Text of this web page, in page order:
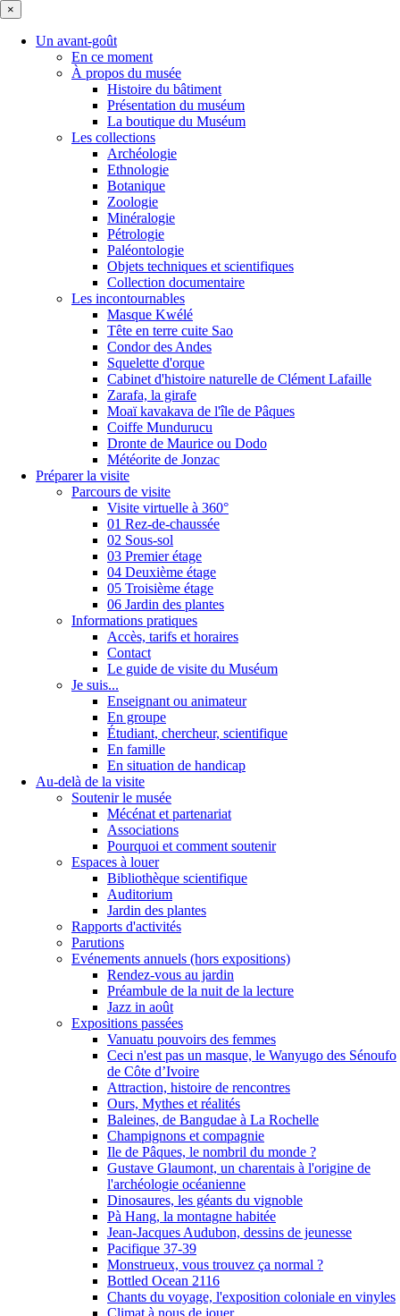
×
Un avant-goût
En ce moment
À propos du musée
Histoire du bâtiment
Présentation du muséum
La boutique du Muséum
Les collections
Archéologie
Ethnologie
Botanique
Zoologie
Minéralogie
Pétrologie
Paléontologie
Objets techniques et scientifiques
Collection documentaire
Les incontournables
Masque Kwélé
Tête en terre cuite Sao
Condor des Andes
Squelette d'orque
Cabinet d'histoire naturelle de Clément Lafaille
Zarafa, la girafe
Moaï kavakava de l'île de Pâques
Coiffe Mundurucu
Dronte de Maurice ou Dodo
Météorite de Jonzac
Préparer la visite
Parcours de visite
Visite virtuelle à 360°
01 Rez-de-chaussée
02 Sous-sol
03 Premier étage
04 Deuxième étage
05 Troisième étage
06 Jardin des plantes
Informations pratiques
Accès, tarifs et horaires
Contact
Le guide de visite du Muséum
Je suis...
Enseignant ou animateur
En groupe
Étudiant, chercheur, scientifique
En famille
En situation de handicap
Au-delà de la visite
Soutenir le musée
Mécénat et partenariat
Associations
Pourquoi et comment soutenir
Espaces à louer
Bibliothèque scientifique
Auditorium
Jardin des plantes
Rapports d'activités
Parutions
Evénements annuels (hors expositions)
Rendez-vous au jardin
Préambule de la nuit de la lecture
Jazz in août
Expositions passées
Vanuatu pouvoirs des femmes
Ceci n'est pas un masque, le Wanyugo des Sénoufo
de Côte d’Ivoire
Attraction, histoire de rencontres
Ours, Mythes et réalités
Baleines, de Bangudae à La Rochelle
Champignons et compagnie
Ile de Pâques, le nombril du monde ?
Gustave Glaumont, un charentais à l'origine de
l'archéologie océanienne
Dinosaures, les géants du vignoble
Pà Hang, la montagne habitée
Jean-Jacques Audubon, dessins de jeunesse
Pacifique 37-39
Monstrueux, vous trouvez ça normal ?
Bottled Ocean 2116
Chants du voyage, l'exposition coloniale en vinyles
Climat à nous de jouer